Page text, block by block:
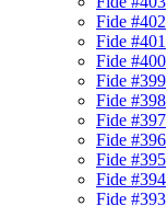
Fide #402
Fide #401
Fide #400
Fide #399
Fide #398
Fide #397
Fide #396
Fide #395
Fide #394
Fide #393